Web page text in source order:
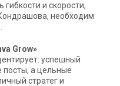
и скорости,
необходим
Grow»
успешный
посты, а цельные
стратег и